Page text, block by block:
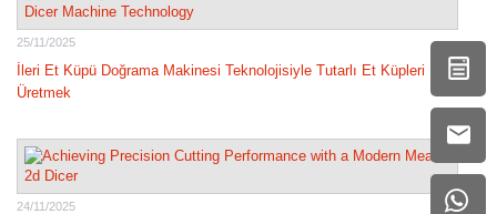
25/11/2025
İleri Et Küpü Doğrama Makinesi Teknolojisiyle Tutarlı Et Küpleri
Üretmek
24/11/2025